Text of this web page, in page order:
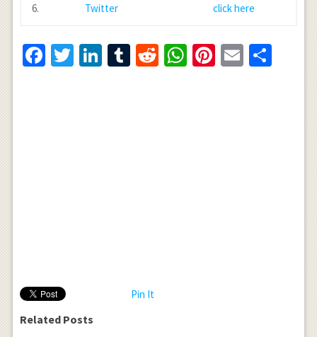
6. Twitter click here
Facebook
Twitter
LinkedIn
Tumblr
RedditWhatsApp
Pinterest
Email
Pin It
Related Posts